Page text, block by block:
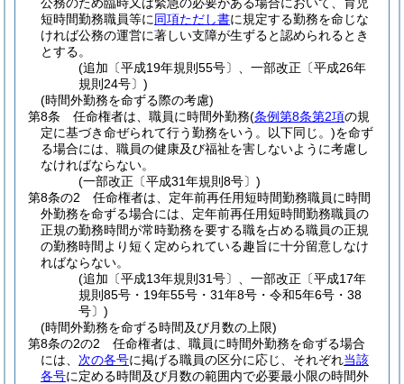
短時間勤務職員等に同項ただし書に規定する勤務を命じな
ければ公務の運営に著しい支障が生ずると認められるとき
とする。
(追加〔平成19年規則55号〕、一部改正〔平成26年
規則24号〕)
(時間外勤務を命ずる際の考慮)
第8条
任命権者は、職員に時間外勤務(条例第8条第2項の規
定に基づき命ぜられて行う勤務をいう。以下同じ。)を命ず
る場合には、職員の健康及び福祉を害しないように考慮し
なければならない。
(一部改正〔平成31年規則8号〕)
第8条の2
任命権者は、定年前再任用短時間勤務職員に時間
外勤務を命ずる場合には、定年前再任用短時間勤務職員の
正規の勤務時間が常時勤務を要する職を占める職員の正規
の勤務時間より短く定められている趣旨に十分留意しなけ
ればならない。
(追加〔平成13年規則31号〕、一部改正〔平成17年
規則85号・19年55号・31年8号・令和5年6号・38
号〕)
(時間外勤務を命ずる時間及び月数の上限)
第8条の2の2
任命権者は、職員に時間外勤務を命ずる場合
には、 次の各号に掲げる職員の区分に応じ、それぞれ当該
各号に定める時間及び月数の範囲内で必要最小限の時間外